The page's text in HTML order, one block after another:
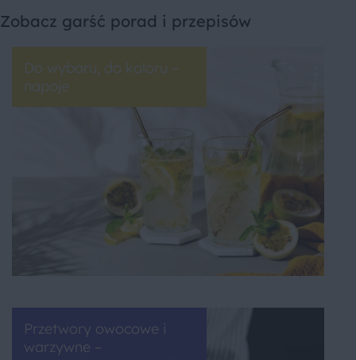
Zobacz garść porad i przepisów
Do wyboru, do koloru –
napoje
Przetwory owocowe i
warzywne –